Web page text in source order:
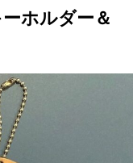
ホルダー＆